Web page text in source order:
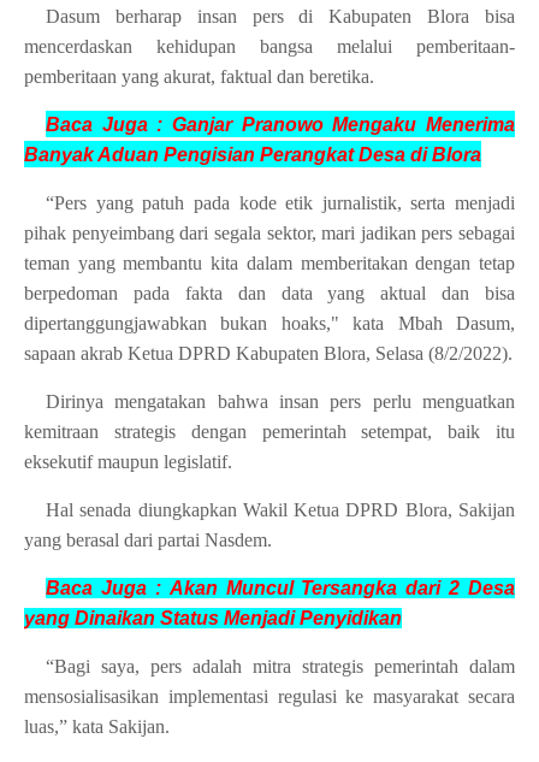
Dasum berharap insan pers di Kabupaten Blora bisa
mencerdaskan kehidupan bangsa melalui pemberitaan-
pemberitaan yang akurat, faktual dan beretika.
Baca Juga : Ganjar Pranowo Mengaku Menerima
Banyak Aduan Pengisian Perangkat Desa di Blora
“Pers yang patuh pada kode etik jurnalistik, serta menjadi
pihak penyeimbang dari segala sektor, mari jadikan pers sebagai
teman yang membantu kita dalam memberitakan dengan tetap
berpedoman pada fakta dan data yang aktual dan bisa
dipertanggungjawabkan bukan hoaks," kata Mbah Dasum,
sapaan akrab Ketua DPRD Kabupaten Blora, Selasa (8/2/2022).
Dirinya mengatakan bahwa insan pers perlu menguatkan
kemitraan strategis dengan pemerintah setempat, baik itu
eksekutif maupun legislatif.
Hal senada diungkapkan Wakil Ketua DPRD Blora, Sakijan
yang berasal dari partai Nasdem.
Baca Juga : Akan Muncul Tersangka dari 2 Desa
yang Dinaikan Status Menjadi Penyidikan
“Bagi saya, pers adalah mitra strategis pemerintah dalam
mensosialisasikan implementasi regulasi ke masyarakat secara
luas,” kata Sakijan.